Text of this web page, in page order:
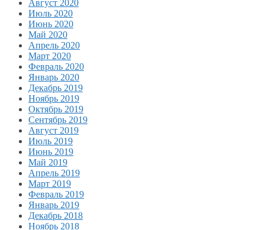
Август 2020
Июль 2020
Июнь 2020
Май 2020
Апрель 2020
Март 2020
Февраль 2020
Январь 2020
Декабрь 2019
Ноябрь 2019
Октябрь 2019
Сентябрь 2019
Август 2019
Июль 2019
Июнь 2019
Май 2019
Апрель 2019
Март 2019
Февраль 2019
Январь 2019
Декабрь 2018
Ноябрь 2018